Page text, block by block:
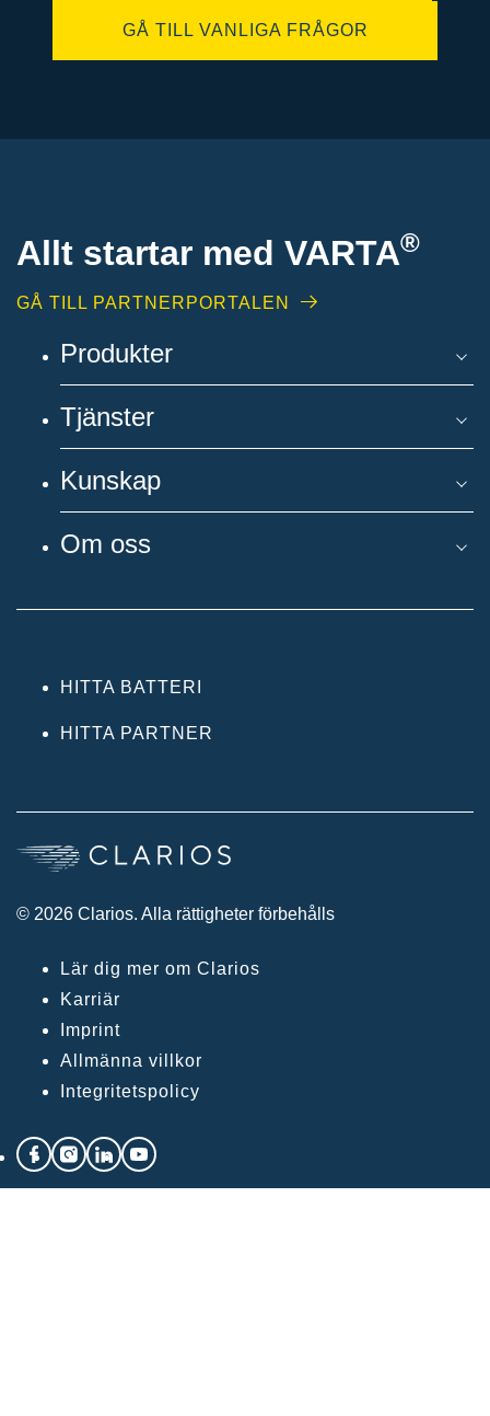
GÅ TILL VANLIGA FRÅGOR
Allt startar med VARTA®
GÅ TILL PARTNERPORTALEN
Produkter
Tjänster
Kunskap
Om oss
HITTA BATTERI
HITTA PARTNER
© 2026 Clarios. Alla rättigheter förbehålls
Lär dig mer om Clarios
Karriär
Imprint
Allmänna villkor
Integritetspolicy